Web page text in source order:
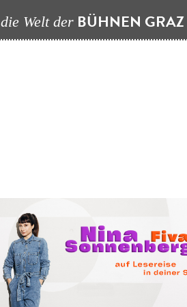
die Welt der BÜHNEN GRAZ